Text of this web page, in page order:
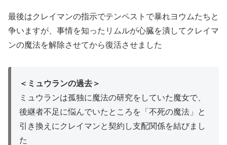
最後はクレイマンの指示でテンペストで暴れヨウムたちと
争いますが、事情を知ったリムルが心臓を潰してクレイマ
ンの魔法を解除させてから復活させました
＜ミュウランの過去＞
ミュウランは孤独に魔法の研究をしていた魔女で、
後継者不足に悩んでいたところを「不死の魔法」と
引き換えにクレイマンと契約し支配関係を結びまし
た